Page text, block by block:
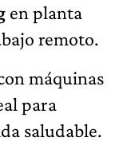
en planta
remoto.
máquinas
para
saludable.